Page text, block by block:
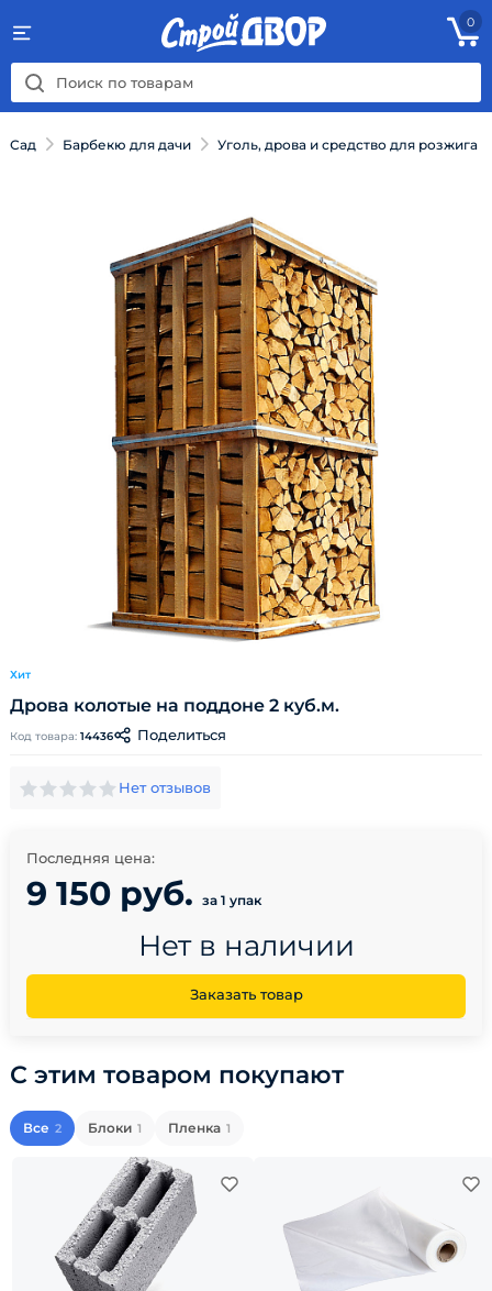
0
Сад Барбекю для дачи Уголь, дрова и средство для розжига
Хит
Дрова колотые на поддоне 2 куб.м.
Код товара: 14436 Поделиться
Нет отзывов
Последняя цена:
9 150 руб. за 1 упак
Нет в наличии
Заказать товар
С этим товаром покупают
Все 2 Блоки 1 Пленка 1